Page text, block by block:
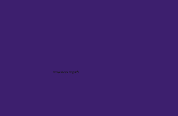
לינקים שימושיים